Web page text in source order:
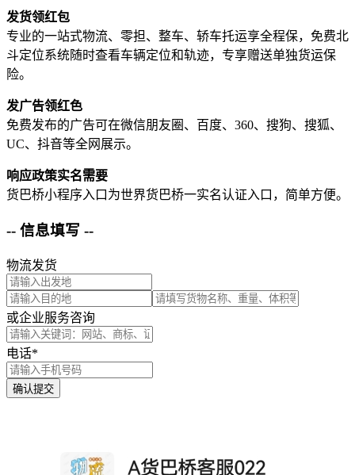
发货领红包
专业的一站式物流、零担、整车、轿车托运享全程保，免费北
斗定位系统随时查看车辆定位和轨迹，专享赠送单独货运保
险。
发广告领红色
免费发布的广告可在微信朋友圈、百度、360、搜狗、搜狐、
UC、抖音等全网展示。
响应政策实名需要
货巴桥小程序入口为世界货巴桥一实名认证入口，简单方便。
-- 信息填写 --
物流发货
或企业服务咨询
电话*
确认提交